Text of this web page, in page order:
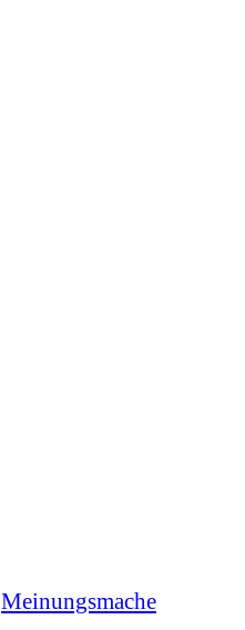
Meinungsmache